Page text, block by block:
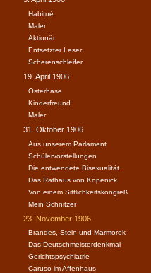
Habitué
Maler
Aktionär
Entsetzter Leser
Scherenschleifer
19. April 1906
Osterhase
Kinderfreund
Maler
31. Oktober 1906
Aus unserem Parlament
Schülervorstellungen
Die entwendete Bisexualität
Das Rathaus von Köpenick
Von einem Sittlichkeitskongreß
Mein Schnitzer
23. November 1906
Brandes, Stein und Marmorek
Das Deutschmeisterdenkmal
Gerichtspsychiatrie
Caruso im Affenhaus